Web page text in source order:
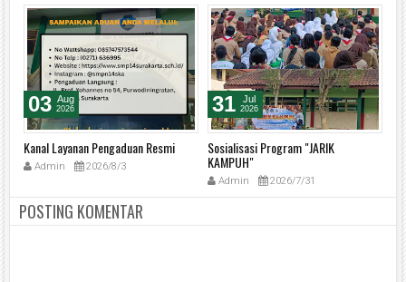
03 Aug
2026
Kanal Layanan Pengaduan Resmi
Admin 2026/8/3
31 Jul
2026
Sosialisasi Program "JARIK
KAMPUH"
Admin 2026/7/31
POSTING KOMENTAR